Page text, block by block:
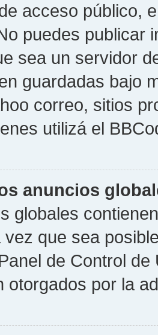
acceso público,
puedes publicar
sea un servidor
guardadas bajo
correo, sitios
utilizá el
anuncios
globales
vez que sea
de Control
otorgados por la